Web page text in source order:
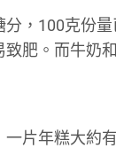
，100克份
肥。而牛奶
片年糕大約